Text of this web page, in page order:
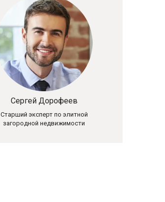
Сергей Дорофеев
Старший эксперт по элитной
загородной недвижимости